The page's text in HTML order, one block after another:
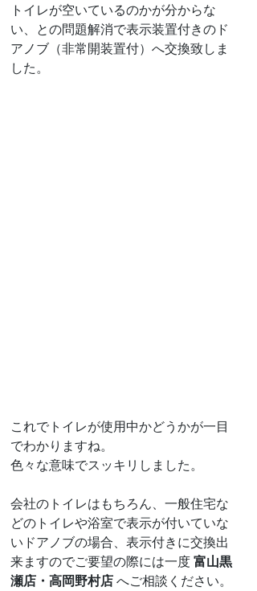
トイレが空いているのかが分からな
い、との問題解消で表示装置付きのド
アノブ（非常開装置付）へ交換致しま
した。
これでトイレが使用中かどうかが一目
でわかりますね。
色々な意味でスッキリしました。
会社のトイレはもちろん、一般住宅な
どのトイレや浴室で表示が付いていな
いドアノブの場合、表示付きに交換出
来ますのでご要望の際には一度 富山黒
瀬店・高岡野村店 へご相談ください。